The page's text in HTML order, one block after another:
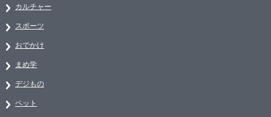
カルチャー
スポーツ
おでかけ
まめ学
デジもの
ペット